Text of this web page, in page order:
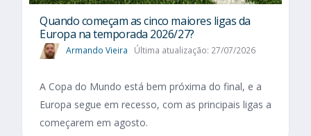
Quando começam as cinco maiores ligas da
Europa na temporada 2026/27?
Armando Vieira Última atualização: 27/07/2026
A Copa do Mundo está bem próxima do final, e a
Europa segue em recesso, com as principais ligas a
começarem em agosto.